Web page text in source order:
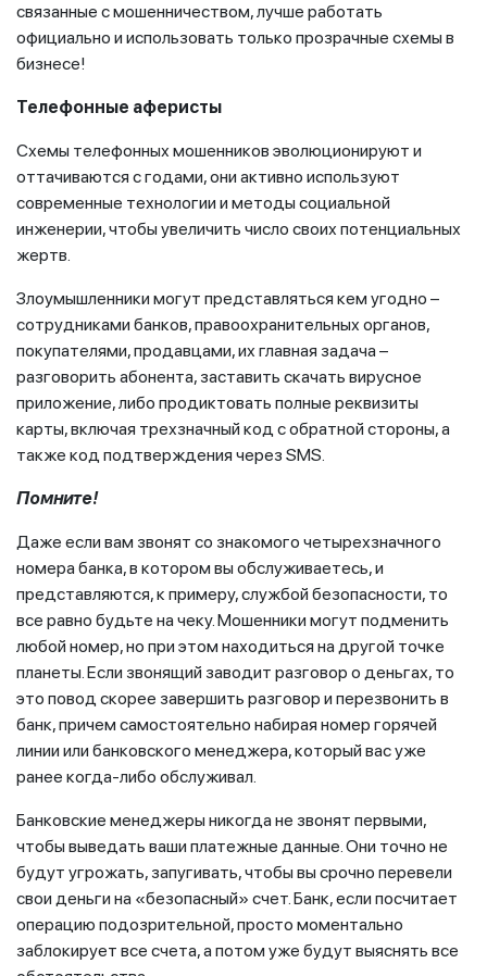
связанные с мошенничеством, лучше работать
официально и использовать только прозрачные схемы в
бизнесе!
Телефонные аферисты
Схемы телефонных мошенников эволюционируют и
оттачиваются с годами, они активно используют
современные технологии и методы социальной
инженерии, чтобы увеличить число своих потенциальных
жертв.
Злоумышленники могут представляться кем угодно –
сотрудниками банков, правоохранительных органов,
покупателями, продавцами, их главная задача –
разговорить абонента, заставить скачать вирусное
приложение, либо продиктовать полные реквизиты
карты, включая трехзначный код с обратной стороны, а
также код подтверждения через SMS.
Помните!
Даже если вам звонят со знакомого четырехзначного
номера банка, в котором вы обслуживаетесь, и
представляются, к примеру, службой безопасности, то
все равно будьте на чеку. Мошенники могут подменить
любой номер, но при этом находиться на другой точке
планеты. Если звонящий заводит разговор о деньгах, то
это повод скорее завершить разговор и перезвонить в
банк, причем самостоятельно набирая номер горячей
линии или банковского менеджера, который вас уже
ранее когда-либо обслуживал.
Банковские менеджеры никогда не звонят первыми,
чтобы выведать ваши платежные данные. Они точно не
будут угрожать, запугивать, чтобы вы срочно перевели
свои деньги на «безопасный» счет. Банк, если посчитает
операцию подозрительной, просто моментально
заблокирует все счета, а потом уже будут выяснять все